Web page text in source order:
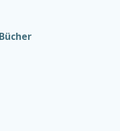
Bücher